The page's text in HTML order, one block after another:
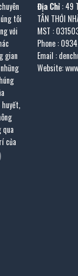
tôi
với
gian
của
Địa Chỉ : 49
TÂN THỚI
MST :
Phone :
Email :
Website: